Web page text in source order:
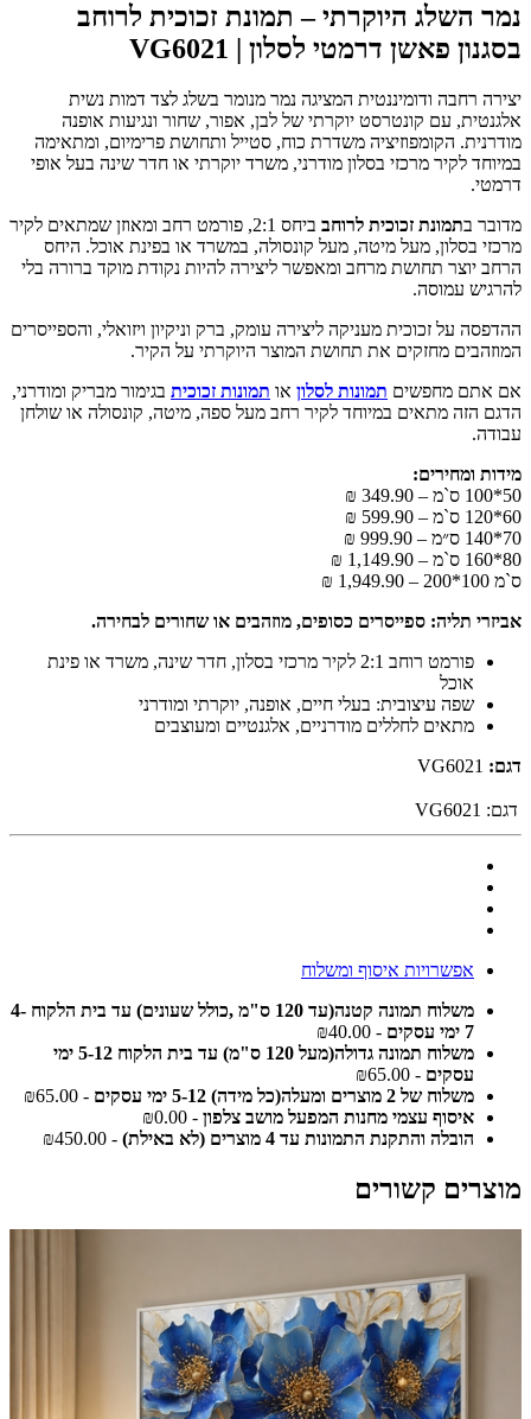
נמר השלג היוקרתי – תמונת זכוכית לרוחב
בסגנון פאשן דרמטי לסלון | VG6021
יצירה רחבה ודומיננטית המציגה נמר מנומר בשלג לצד דמות נשית
אלגנטית, עם קונטרסט יוקרתי של לבן, אפור, שחור ונגיעות אופנה
מודרנית. הקומפוזיציה משדרת כוח, סטייל ותחושת פרימיום, ומתאימה
במיוחד לקיר מרכזי בסלון מודרני, משרד יוקרתי או חדר שינה בעל אופי
דרמטי.
מדובר בתמונת זכוכית לרוחב
ביחס 2:1, פורמט רחב ומאוזן שמתאים לקיר
מרכזי בסלון, מעל מיטה, מעל קונסולה, במשרד או בפינת אוכל. היחס
הרחב יוצר תחושת מרחב ומאפשר ליצירה להיות נקודת מוקד ברורה בלי
להרגיש עמוסה.
ההדפסה על זכוכית מעניקה ליצירה עומק, ברק וניקיון ויזואלי, והספייסרים
המוזהבים מחזקים את תחושת המוצר היוקרתי על הקיר.
אם אתם מחפשים תמונות לסלון או תמונות זכוכית בגימור מבריק ומודרני,
הדגם הזה מתאים במיוחד לקיר רחב מעל ספה, מיטה, קונסולה או שולחן
עבודה.
מידות ומחירים:
50*100 ס`מ – 349.90 ₪
60*120 ס`מ – 599.90 ₪
70*140 ס״מ – 999.90 ₪
80*160 ס`מ – 1,149.90 ₪
ס`מ 100*200 – 1,949.90 ₪
אביזרי תליה: ספייסרים כסופים, מוזהבים או שחורים לבחירה.
פורמט רוחב 2:1 לקיר מרכזי בסלון, חדר שינה, משרד או פינת
אוכל
שפה עיצובית: בעלי חיים, אופנה, יוקרתי ומודרני
מתאים לחללים מודרניים, אלגנטיים ומעוצבים
דגם:
דגם: VG6021
אפשרויות איסוף ומשלוח
משלוח תמונה קטנה(עד 120 ס"מ ,כולל שעונים) עד בית הלקוח 4-
7 ימי עסקים
- ₪40.00
משלוח תמונה גדולה(מעל 120 ס"מ) עד בית הלקוח 5-12 ימי
עסקים - ₪65.00
משלוח של 2 מוצרים ומעלה(כל מידה) 5-12 ימי עסקים
- ₪65.00
איסוף עצמי מחנות המפעל מושב צלפון - ₪0.00
הובלה והתקנת התמונות עד 4 מוצרים (לא באילת)
- ₪450.00
מוצרים קשורים